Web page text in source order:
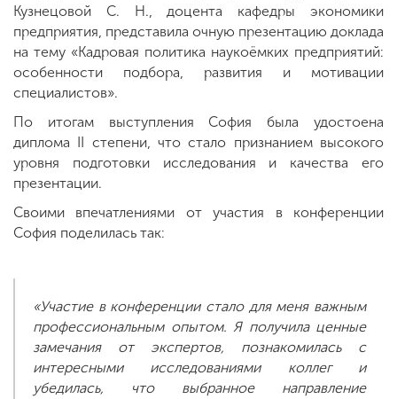
Кузнецовой С. Н., доцента кафедры экономики
предприятия, представила очную презентацию доклада
на тему «Кадровая политика наукоёмких предприятий:
особенности подбора, развития и мотивации
специалистов».
По итогам выступления София была удостоена
диплома II степени, что стало признанием высокого
уровня подготовки исследования и качества его
презентации.
Своими впечатлениями от участия в конференции
София поделилась так:
«Участие в конференции стало для меня важным
профессиональным опытом. Я получила ценные
замечания от экспертов, познакомилась с
интересными исследованиями коллег и
убедилась, что выбранное направление